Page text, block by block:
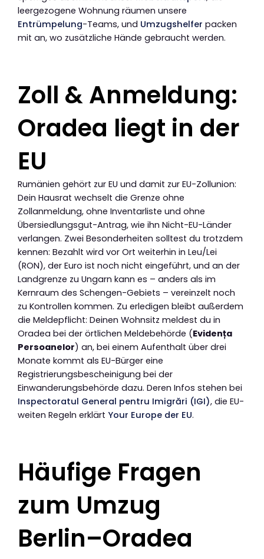
leergezogene Wohnung räumen unsere
Entrümpelung-Teams, und Umzugshelfer packen
mit an, wo zusätzliche Hände gebraucht werden.
Zoll & Anmeldung:
Oradea liegt in der
EU
Rumänien gehört zur EU und damit zur EU-Zollunion:
Dein Hausrat wechselt die Grenze ohne
Zollanmeldung, ohne Inventarliste und ohne
Übersiedlungsgut-Antrag, wie ihn Nicht-EU-Länder
verlangen. Zwei Besonderheiten solltest du trotzdem
kennen: Bezahlt wird vor Ort weiterhin in Leu/Lei
(RON), der Euro ist noch nicht eingeführt, und an der
Landgrenze zu Ungarn kann es – anders als im
Kernraum des Schengen-Gebiets – vereinzelt noch
zu Kontrollen kommen. Zu erledigen bleibt außerdem
die Meldepflicht: Deinen Wohnsitz meldest du in
Oradea bei der örtlichen Meldebehörde (Evidența
Persoanelor) an, bei einem Aufenthalt über drei
Monate kommt als EU-Bürger eine
Registrierungsbescheinigung bei der
Einwanderungsbehörde dazu. Deren Infos stehen bei
Inspectoratul General pentru Imigrări (IGI), die EU-
weiten Regeln erklärt Your Europe der EU.
Häufige Fragen
zum Umzug
Berlin–Oradea